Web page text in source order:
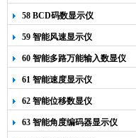
58 BCD码数显示仪
59 智能风速显示仪
60 智能多路万能输入数显仪
61 智能速度显示仪
62 智能位移数显仪
63 智能角度编码器显示仪